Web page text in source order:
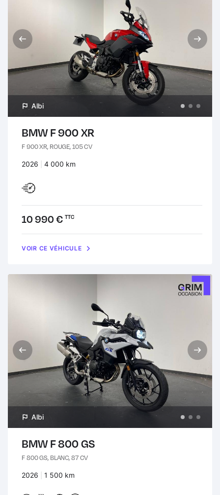
Albi
BMW F 900 XR
F 900 XR, ROUGE, 105 CV
Années :
2026 Kilomètres :
4 000 km
Prix :
10 990 € TTC
VOIR CE VÉHICULE
Albi
BMW F 800 GS
F 800 GS, BLANC, 87 CV
Années :
2026 Kilomètres :
1 500 km